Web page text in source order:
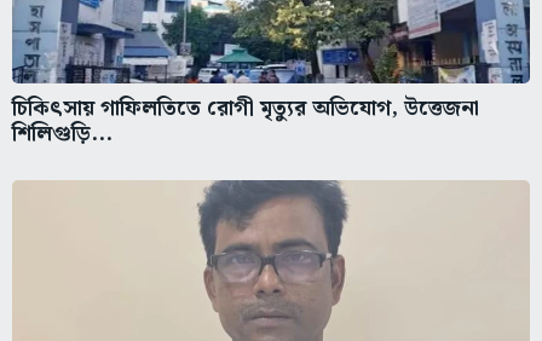
চিকিৎসায় গাফিলতিতে রোগী মৃত্যুর অভিযোগ, উত্তেজনা
শিলিগুড়ি...